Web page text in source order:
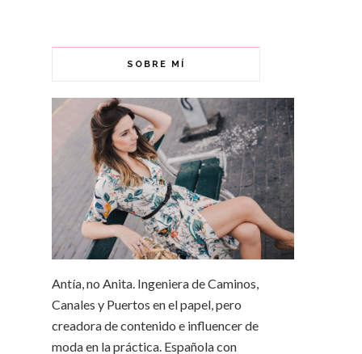
SOBRE MÍ
Antía, no Anita. Ingeniera de Caminos,
Canales y Puertos en el papel, pero
creadora de contenido e influencer de
moda en la práctica. Española con